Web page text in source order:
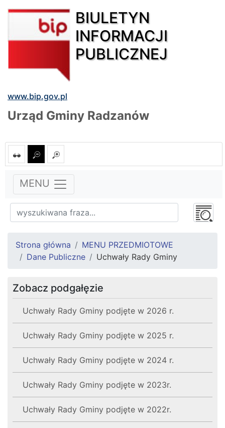
BIULETYN
INFORMACJI
PUBLICZNEJ
www.bip.gov.pl
Urząd Gminy Radzanów
MENU
Strona główna
MENU PRZEDMIOTOWE
Dane Publiczne
Uchwały Rady Gminy
Zobacz podgałęzie
Uchwały Rady Gminy podjęte w 2026 r.
Uchwały Rady Gminy podjęte w 2025 r.
Uchwały Rady Gminy podjęte w 2024 r.
Uchwały Rady Gminy podjęte w 2023r.
Uchwały Rady Gminy podjęte w 2022r.